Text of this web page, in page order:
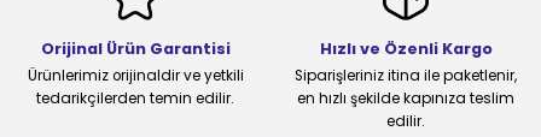
Orijinal Ürün Garantisi
Ürünlerimiz orijinaldir ve yetkili
tedarikçilerden temin edilir.
Hızlı ve Özenli Kargo
Siparişleriniz itina ile paketlenir,
en hızlı şekilde kapınıza teslim
edilir.